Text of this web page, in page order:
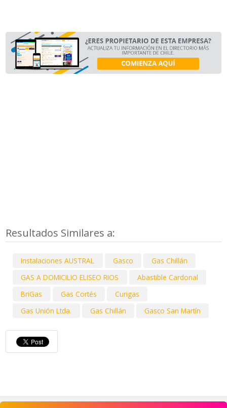
Resultados Similares a:
Instalaciones AUSTRAL Gasco
Gas Chillán
GAS A DOMICILIO ELISEO RIOS
Abastible Cardonal
BriGas
Gas Cortés
Curigas
Gas Unión Ltda.
Gas Chillán Gasco San Martín